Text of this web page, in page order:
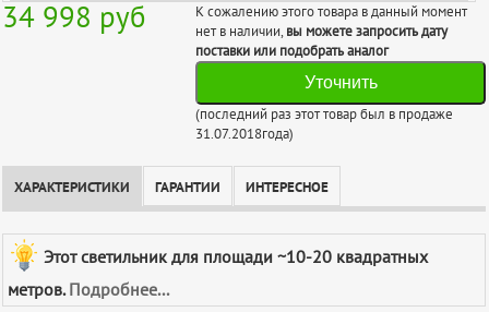
34 998 руб
К сожалению этого товара в данный момент
нет в наличии,вы можете запросить дату
поставки или подобрать аналог
Уточнить
(последний раз этот товар был в продаже
31.07.2018года)
ХАРАКТЕРИСТИКИ ГАРАНТИИ ИНТЕРЕСНОЕ
Этот светильник для площади ~10-20 квадратных
метров. Подробнее...